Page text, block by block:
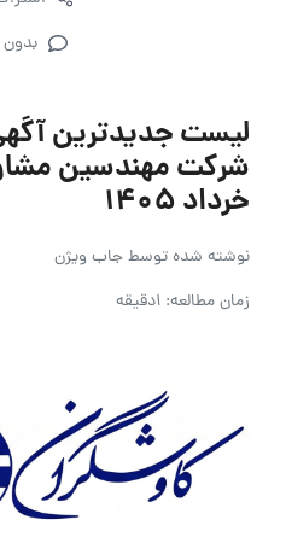
بدون
لیست جدیدترین
خرداد ۱۴۰۵
نوشته شده توسطجاب ویژن
زمان مطالعه: 1دقیقه